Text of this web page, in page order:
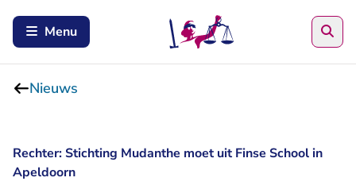
Menu
Nieuws
Rechter: Stichting Mudanthe moet uit Finse School in
Apeldoorn